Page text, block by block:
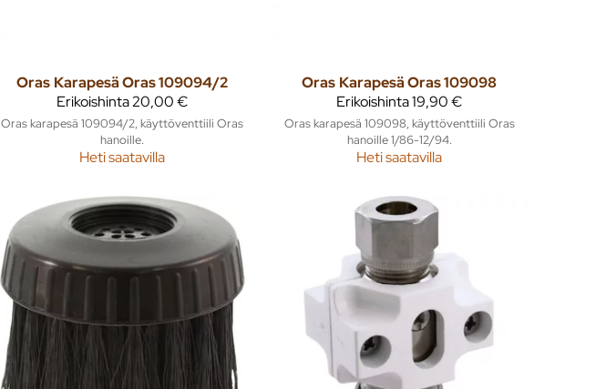
Oras Karapesä Oras 109094/2
Erikoishinta20,00 €
Oras karapesä 109094/2, käyttöventtiili Oras
hanoille.
Heti saatavilla
Oras Karapesä Oras 109098
Erikoishinta19,90 €
Oras karapesä 109098, käyttöventtiili Oras
hanoille 1/86-12/94.
Heti saatavilla